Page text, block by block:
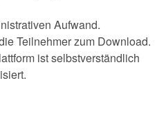
Aufwand.
Teilnehmer zum Download.
ist selbstverständlich